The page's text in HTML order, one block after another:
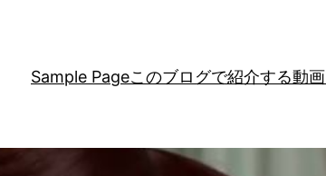
Sample Pageこのブログで紹介する動画